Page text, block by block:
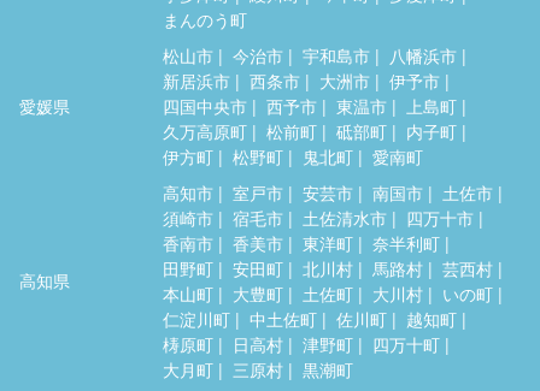
まんのう町
愛媛県
松山市 今治市 宇和島市
八幡浜市
新居浜市
西条市 大洲市
伊予市
四国中央市
西予市 東温市
上島町
久万高原町
松前町 砥部町
内子町
伊方町
松野町 鬼北町 愛南町
高知県
高知市 室戸市 安芸市 南国市
土佐市
須崎市
宿毛市 土佐清水市
四万十市
香南市
香美市 東洋町
奈半利町
田野町
安田町 北川村 馬路村
芸西村
本山町
大豊町 土佐町 大川村
いの町
仁淀川町
中土佐町 佐川町
越知町
梼原町
日高村 津野町
四万十町
大月町
三原村 黒潮町